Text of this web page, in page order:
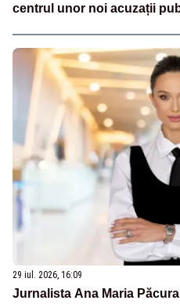
centrul unor noi acuzații
29 iul. 2026, 16:09
Jurnalista Ana Maria